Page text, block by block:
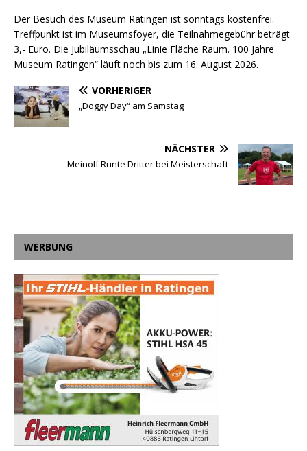
Der Besuch des Museum Ratingen ist sonntags kostenfrei.
Treffpunkt ist im Museumsfoyer, die Teilnahmegebühr beträgt
3,- Euro. Die Jubiläumsschau „Linie Fläche Raum. 100 Jahre
Museum Ratingen“ läuft noch bis zum 16. August 2026.
VORHERIGER
„Doggy Day“ am Samstag
NÄCHSTER
Meinolf Runte Dritter bei Meisterschaft
WERBUNG